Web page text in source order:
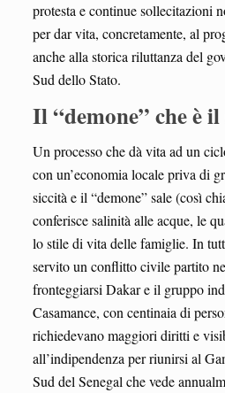
protesta e continue sollecitazioni
per dar vita, concretamente, al
anche alla storica riluttanza del
Sud dello Stato.
Il “demone” che è il
Un processo che dà vita ad un
con un’economia locale priva di
siccità e il “demone” sale (così
conferisce salinità alle acque, le
lo stile di vita delle famiglie. In
servito un conflitto civile partito
fronteggiarsi Dakar e il gruppo
Casamance, con centinaia di
richiedevano maggiori diritti e
all’indipendenza per riunirsi al
Sud del Senegal che vede